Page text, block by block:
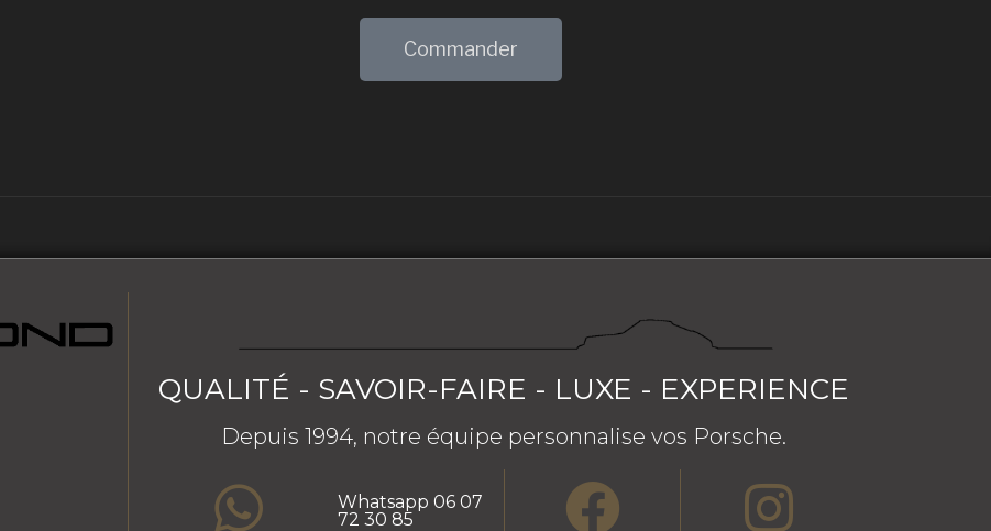
Commander
QUALITÉ - SAVOIR-FAIRE - LUXE - EXPERIENCE
Depuis 1994, notre équipe personnalise vos Porsche.
Whatsapp 06 07
72 30 85